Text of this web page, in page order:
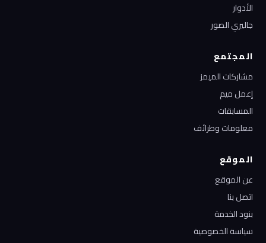
الأدوار
جاليري الصور
المجتمع
مشاركات الميمز
إعمل ميم
المسابقات
معلومات وطرائف
الموقع
عن الموقع
اتصل بنا
بنود الخدمة
سياسة الخصوصية